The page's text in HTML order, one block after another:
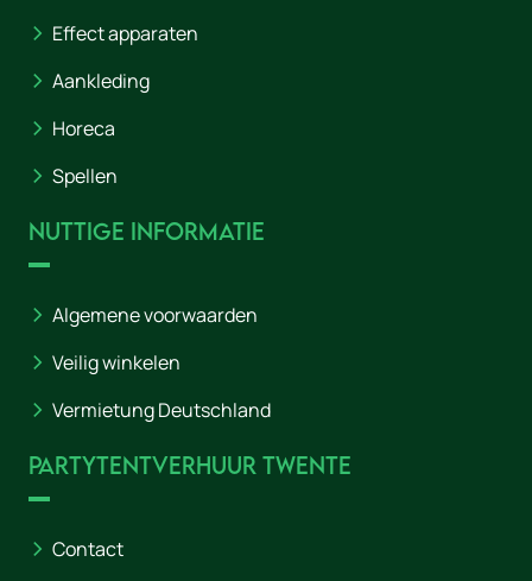
Effect apparaten
Aankleding
Horeca
Spellen
Nuttige informatie
Algemene voorwaarden
Veilig winkelen
Vermietung Deutschland
Partytentverhuur Twente
Contact